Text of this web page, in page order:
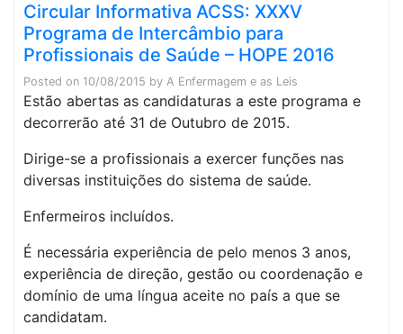
Circular Informativa ACSS: XXXV
Programa de Intercâmbio para
Profissionais de Saúde – HOPE 2016
Posted on 10/08/2015 by A Enfermagem e as Leis
Estão abertas as candidaturas a este programa e
decorrerão até 31 de Outubro de 2015.
Dirige-se a profissionais a exercer funções nas
diversas instituições do sistema de saúde.
Enfermeiros incluídos.
É necessária experiência de pelo menos 3 anos,
experiência de direção, gestão ou coordenação e
domínio de uma língua aceite no país a que se
candidatam.